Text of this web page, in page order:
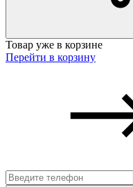
Товар уже в корзине
Перейти в корзину